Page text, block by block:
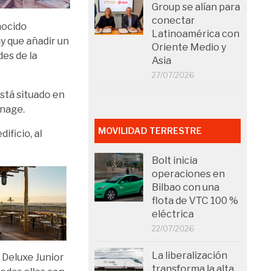
que añadir un
de la
situado en
al
Junior
Group se alían para
conectar
Latinoamérica con
Oriente Medio y
Asia
27/07/2026
MOVILIDAD TERRESTRE
Bolt inicia
operaciones en
Bilbao con una
flota de VTC 100 %
eléctrica
22/07/2026
La liberalización